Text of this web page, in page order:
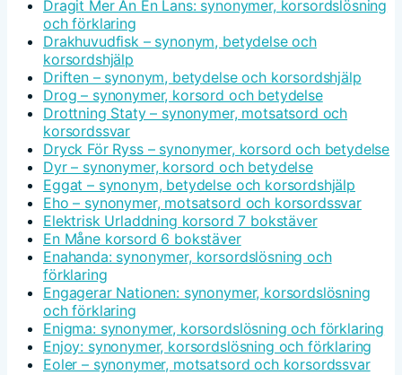
Dragit Mer Än En Lans: synonymer, korsordslösning
och förklaring
Drakhuvudfisk – synonym, betydelse och
korsordshjälp
Driften – synonym, betydelse och korsordshjälp
Drog – synonymer, korsord och betydelse
Drottning Staty – synonymer, motsatsord och
korsordssvar
Dryck För Ryss – synonymer, korsord och betydelse
Dyr – synonymer, korsord och betydelse
Eggat – synonym, betydelse och korsordshjälp
Eho – synonymer, motsatsord och korsordssvar
Elektrisk Urladdning korsord 7 bokstäver
En Måne korsord 6 bokstäver
Enahanda: synonymer, korsordslösning och
förklaring
Engagerar Nationen: synonymer, korsordslösning
och förklaring
Enigma: synonymer, korsordslösning och förklaring
Enjoy: synonymer, korsordslösning och förklaring
Eoler – synonymer, motsatsord och korsordssvar